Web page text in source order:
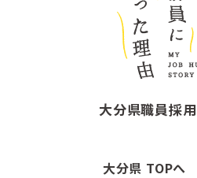
大分県職員採
大分県 TOPへ